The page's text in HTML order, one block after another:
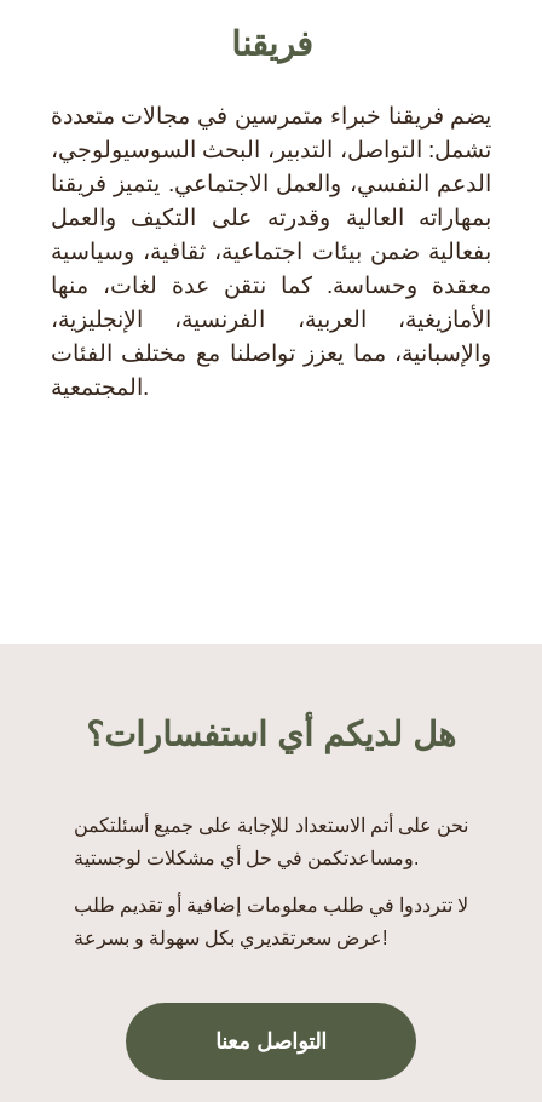
فريقنا
يضم فريقنا خبراء متمرسين في مجالات متعددة
تشمل: التواصل، التدبير، البحث السوسيولوجي،
الدعم النفسي، والعمل الاجتماعي. يتميز فريقنا
بمهاراته العالية وقدرته على التكيف والعمل
بفعالية ضمن بيئات اجتماعية، ثقافية، وسياسية
معقدة وحساسة. كما نتقن عدة لغات، منها
الأمازيغية، العربية، الفرنسية، الإنجليزية،
والإسبانية، مما يعزز تواصلنا مع مختلف الفئات
المجتمعية.
هل لديكم أي استفسارات؟
نحن على أتم الاستعداد للإجابة على جميع أسئلتكمن
ومساعدتكمن في حل أي مشكلات لوجستية.
لا تترددوا في طلب معلومات إضافية أو تقديم طلب
عرض سعرتقديري بكل سهولة و بسرعة!
التواصل معنا